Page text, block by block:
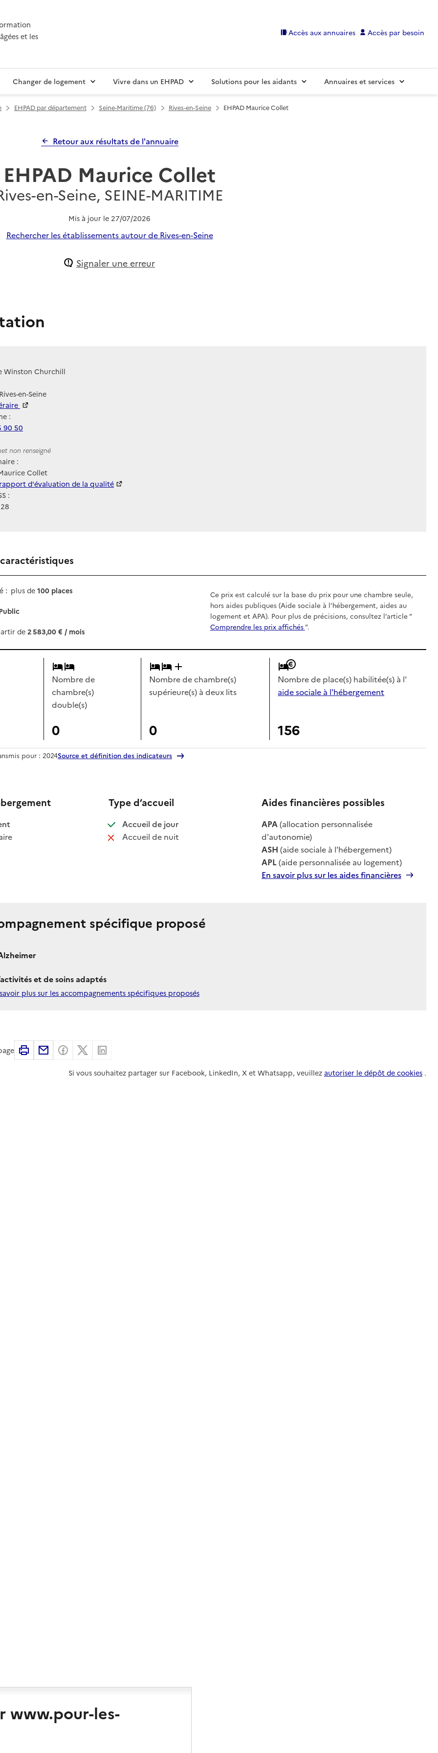
et les
Accès aux annuaires Accès par besoin
Changer de logement Vivre dans un EHPAD Solutions pour les aidants Annuaires et services
EHPAD par département Seine-Maritime (76) Rives-en-Seine EHPAD Maurice Collet
Retour aux résultats de l'annuaire
EHPAD Maurice Collet
en-Seine, SEINE-MARITIME
Mis à jour le 27/07/2026
Rechercher les établissements autour de Rives-en-Seine
Signaler une erreur
Winston Churchill
en-Seine
:
90 50
non renseigné
:
Collet
d'évaluation de la qualité
:
: plus de 100 places
de 2 583,00 € / mois
Ce prix est calculé sur la base du prix pour une chambre seule,
hors aides publiques (Aide sociale à l’hébergement, aides au
logement et APA). Pour plus de précisions, consultez l’article “
Comprendre les prix affichés”.
Nombre de
chambre(s)
double(s)
0
Nombre de chambre(s)
supérieure(s) à deux lits
0
Nombre de place(s) habilitée(s) à l'
aide sociale à l'hébergement
156
pour : 2024Source et définition des indicateurs
disponible
Type d’accueil
Accueil de jour: disponible
Accueil de nuit: non disponible
Aides financières possibles
APA(allocation personnalisée
d'autonomie)
ASH (aide sociale à l'hébergement)
APL(aide personnalisée au logement)
En savoir plus sur les aides financières
spécifique proposé
et de soins adaptés
plus sur les accompagnements spécifiques proposés
ImprimerPartager par email
Partager sur Facebook
Partager sur X
Si vous souhaitez partager sur Facebook, LinkedIn, X et Whatsapp, veuillez autoriser le dépôt de cookies .
www.pour-les-